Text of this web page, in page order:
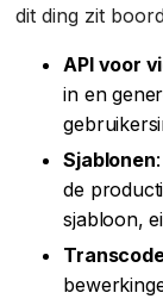
dit ding zit
API voor
in en
Sjablonen
de
sjabloon,